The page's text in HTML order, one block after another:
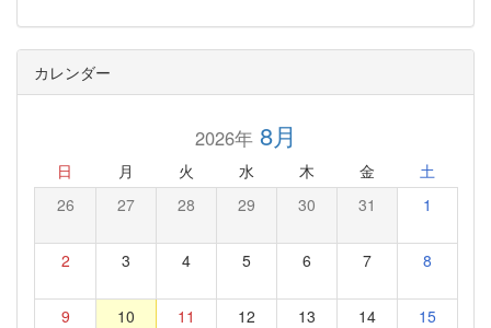
カレンダー
2026年8月
日 月 火 水 木 金 土
26 27 28 29 30 31 1
2 3 4 5 6 7 8
9 10 11 12 13 14 15